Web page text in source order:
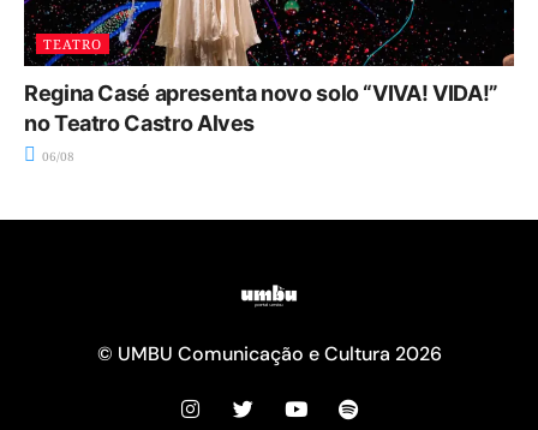
TEATRO
Regina Casé apresenta novo solo “VIVA! VIDA!”
no Teatro Castro Alves
06/08
© UMBU Comunicação e Cultura 2026